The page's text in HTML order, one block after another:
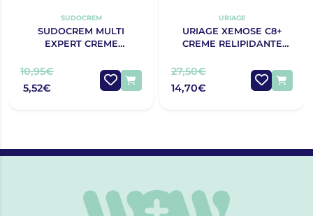
SUDOCREM
SUDOCREM MULTI
EXPERT CREME
10,95€
5,52€
URIAGE
URIAGE XEMOSE C8+
CREME RELIPIDANTE
27,50€
14,70€